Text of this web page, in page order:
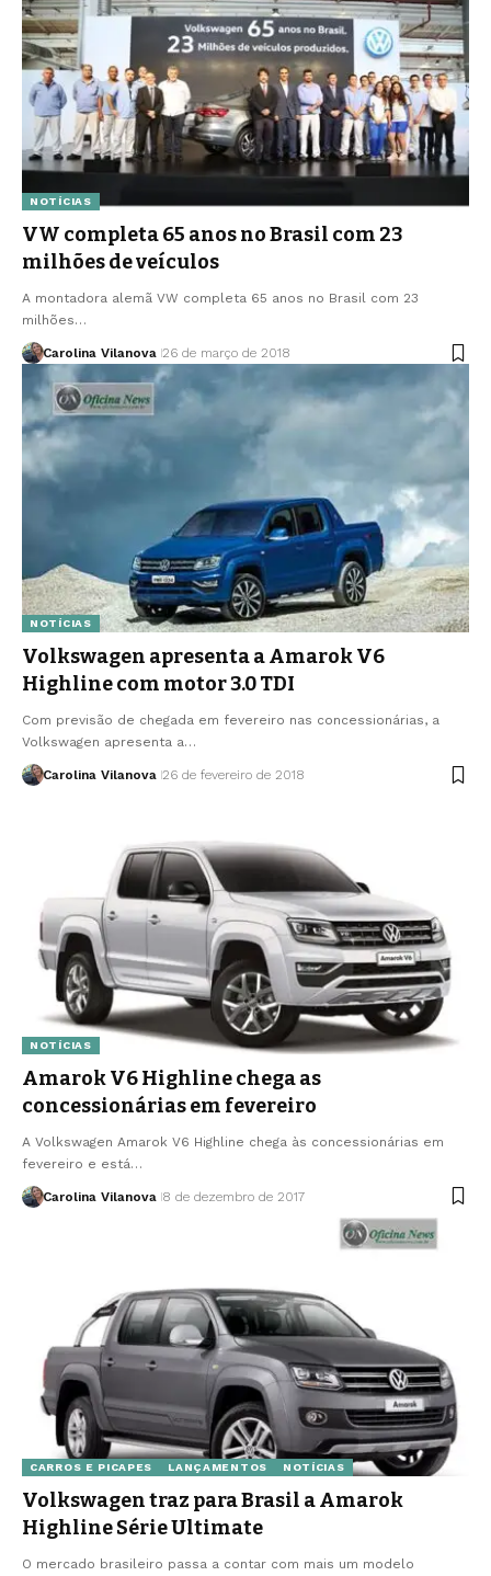
NOTÍCIAS
VW completa 65 anos no Brasil com 23
milhões de veículos
A montadora alemã VW completa 65 anos no Brasil com 23
milhões…
Carolina Vilanova 26 de março de 2018
NOTÍCIAS
Volkswagen apresenta a Amarok V6
Highline com motor 3.0 TDI
Com previsão de chegada em fevereiro nas concessionárias, a
Volkswagen apresenta a…
Carolina Vilanova 26 de fevereiro de 2018
NOTÍCIAS
Amarok V6 Highline chega as
concessionárias em fevereiro
A Volkswagen Amarok V6 Highline chega às concessionárias em
fevereiro e está…
Carolina Vilanova 8 de dezembro de 2017
CARROS E PICAPES LANÇAMENTOS NOTÍCIAS
Volkswagen traz para Brasil a Amarok
Highline Série Ultimate
O mercado brasileiro passa a contar com mais um modelo